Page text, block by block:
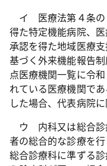
イ 医療法第４条の
得た特定機能病院、
承認を得た地域医療
基づく外来機能報告
点医療機関一覧に令
れている医療機関で
した場合、代表病院に
ウ 内科又は総合診
者の総合的な診療を
総合診療科に準ずる